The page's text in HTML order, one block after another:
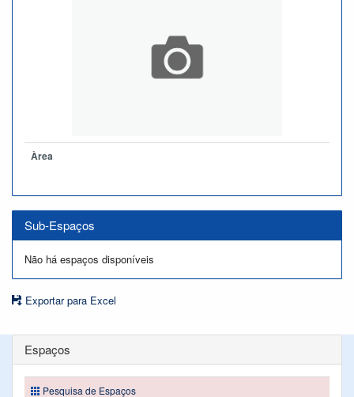
Àrea
Sub-Espaços
Não há espaços disponíveis
Exportar para Excel
Espaços
Pesquisa de Espaços